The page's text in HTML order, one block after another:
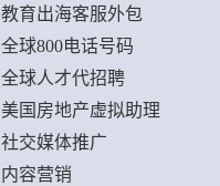
教育出海客服外包
全球800电话号码
全球人才代招聘
美国房地产虚拟助理
社交媒体推广
内容营销